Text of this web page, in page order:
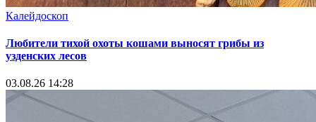
Калейдоскоп
Любители тихой охоты кошами выносят грибы из
узденских лесов
03.08.26 14:28